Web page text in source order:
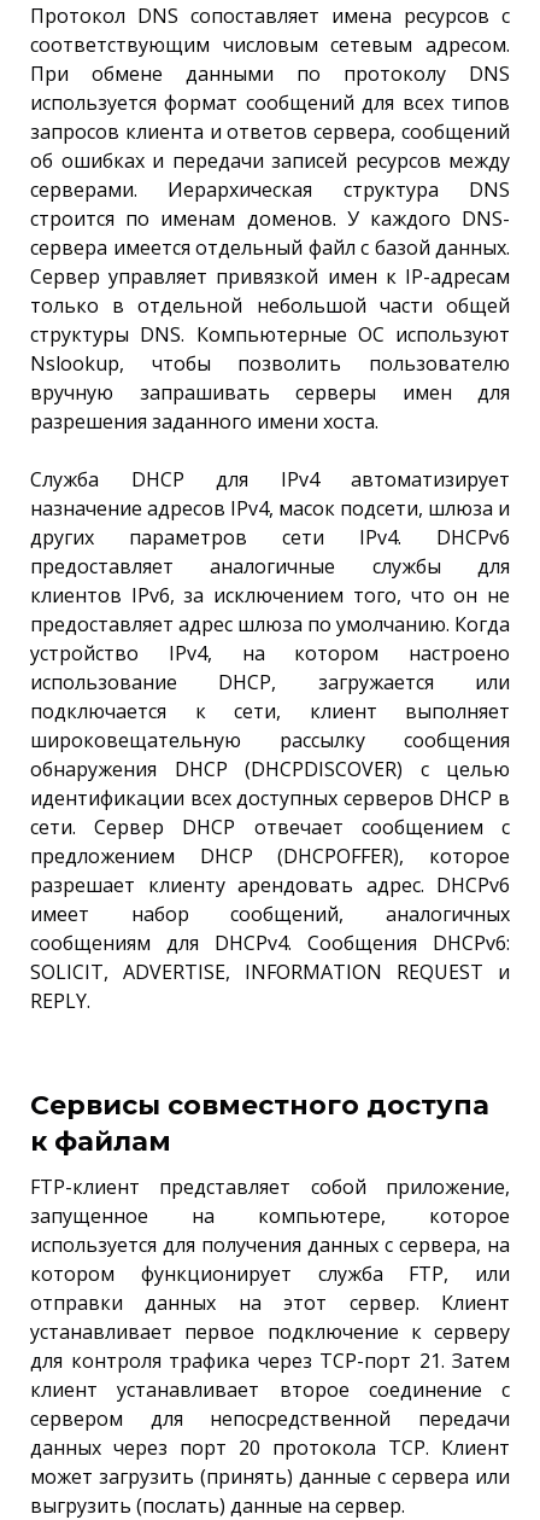
Протокол DNS сопоставляет имена ресурсов с
соответствующим числовым сетевым адресом.
При обмене данными по протоколу DNS
используется формат сообщений для всех типов
запросов клиента и ответов сервера, сообщений
об ошибках и передачи записей ресурсов между
серверами. Иерархическая структура DNS
строится по именам доменов. У каждого DNS-
сервера имеется отдельный файл с базой данных.
Сервер управляет привязкой имен к IP-адресам
только в отдельной небольшой части общей
структуры DNS. Компьютерные ОС используют
Nslookup, чтобы позволить пользователю
вручную запрашивать серверы имен для
разрешения заданного имени хоста.
Служба DHCP для IPv4 автоматизирует
назначение адресов IPv4, масок подсети, шлюза и
других параметров сети IPv4. DHCPv6
предоставляет аналогичные службы для
клиентов IPv6, за исключением того, что он не
предоставляет адрес шлюза по умолчанию. Когда
устройство IPv4, на котором настроено
использование DHCP, загружается или
подключается к сети, клиент выполняет
широковещательную рассылку сообщения
обнаружения DHCP (DHCPDISCOVER) с целью
идентификации всех доступных серверов DHCP в
сети. Сервер DHCP отвечает сообщением с
предложением DHCP (DHCPOFFER), которое
разрешает клиенту арендовать адрес. DHCPv6
имеет набор сообщений, аналогичных
сообщениям для DHCPv4. Сообщения DHCPv6:
SOLICIT, ADVERTISE, INFORMATION REQUEST и
REPLY.
Сервисы совместного доступа
к файлам
FTP-клиент представляет собой приложение,
запущенное на компьютере, которое
используется для получения данных с сервера, на
котором функционирует служба FTP, или
отправки данных на этот сервер. Клиент
устанавливает первое подключение к серверу
для контроля трафика через TCP-порт 21. Затем
клиент устанавливает второе соединение с
сервером для непосредственной передачи
данных через порт 20 протокола TCP. Клиент
может загрузить (принять) данные с сервера или
выгрузить (послать) данные на сервер.